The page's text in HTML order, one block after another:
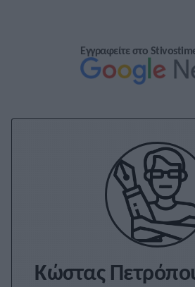
Εγγραφείτε στο
Κώστας